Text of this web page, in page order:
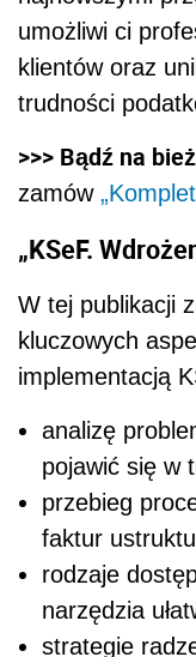
umożliwi ci
klientów oraz
trudności
>>> Bądź na
zamów
„KSeF.
W tej publikacji
kluczowych
implementacją
analizę
pojawić się w
przebieg
faktur
rodzaje
narzędzia
strategie